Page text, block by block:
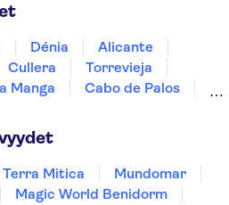
Dénia
Alicante
Cullera
Torrevieja
Manga
Cabo de Palos
Terra Mitica
Mundomar
Magic World Benidorm